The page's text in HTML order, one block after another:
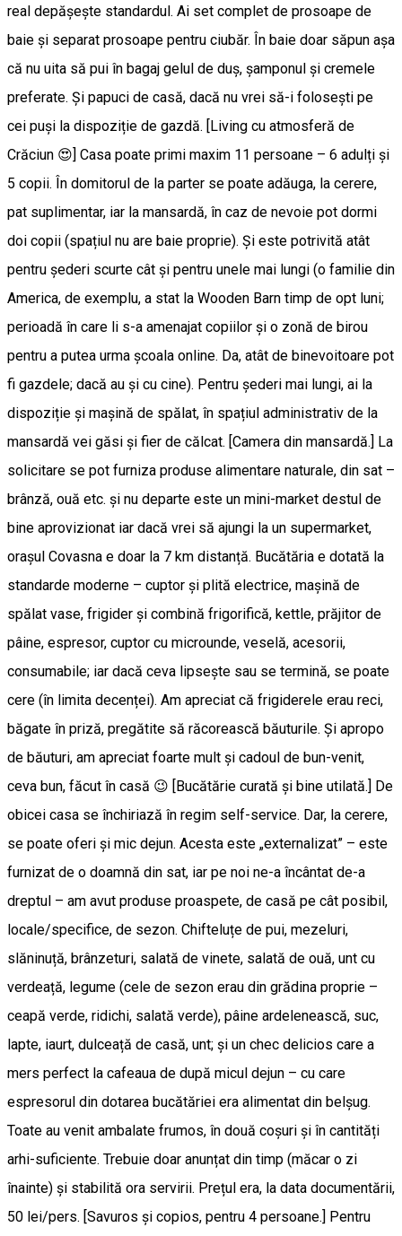
real depășește standardul. Ai set complet de prosoape de
baie și separat prosoape pentru ciubăr. În baie doar săpun așa
că nu uita să pui în bagaj gelul de duș, șamponul și cremele
preferate. Și papuci de casă, dacă nu vrei să-i folosești pe
cei puși la dispoziție de gazdă. [Living cu atmosferă de
Crăciun 😍] Casa poate primi maxim 11 persoane – 6 adulți și
5 copii. În domitorul de la parter se poate adăuga, la cerere,
pat suplimentar, iar la mansardă, în caz de nevoie pot dormi
doi copii (spațiul nu are baie proprie). Și este potrivită atât
pentru șederi scurte cât și pentru unele mai lungi (o familie din
America, de exemplu, a stat la Wooden Barn timp de opt luni;
perioadă în care li s-a amenajat copiilor și o zonă de birou
pentru a putea urma școala online. Da, atât de binevoitoare pot
fi gazdele; dacă au și cu cine). Pentru șederi mai lungi, ai la
dispoziție și mașină de spălat, în spațiul administrativ de la
mansardă vei găsi și fier de călcat. [Camera din mansardă.] La
solicitare se pot furniza produse alimentare naturale, din sat –
brânză, ouă etc. și nu departe este un mini-market destul de
bine aprovizionat iar dacă vrei să ajungi la un supermarket,
orașul Covasna e doar la 7 km distanță. Bucătăria e dotată la
standarde moderne – cuptor și plită electrice, mașină de
spălat vase, frigider și combină frigorifică, kettle, prăjitor de
pâine, espresor, cuptor cu microunde, veselă, acesorii,
consumabile; iar dacă ceva lipsește sau se termină, se poate
cere (în limita decenței). Am apreciat că frigiderele erau reci,
băgate în priză, pregătite să răcorească băuturile. Și apropo
de băuturi, am apreciat foarte mult și cadoul de bun-venit,
ceva bun, făcut în casă 😉 [Bucătărie curată și bine utilată.] De
obicei casa se închiriază în regim self-service. Dar, la cerere,
se poate oferi și mic dejun. Acesta este „externalizat” – este
furnizat de o doamnă din sat, iar pe noi ne-a încântat de-a
dreptul – am avut produse proaspete, de casă pe cât posibil,
locale/specifice, de sezon. Chifteluțe de pui, mezeluri,
slăninuță, brânzeturi, salată de vinete, salată de ouă, unt cu
verdeață, legume (cele de sezon erau din grădina proprie –
ceapă verde, ridichi, salată verde), pâine ardelenească, suc,
lapte, iaurt, dulceață de casă, unt; și un chec delicios care a
mers perfect la cafeaua de după micul dejun – cu care
espresorul din dotarea bucătăriei era alimentat din belșug.
Toate au venit ambalate frumos, în două coșuri și în cantități
arhi-suficiente. Trebuie doar anunțat din timp (măcar o zi
înainte) și stabilită ora servirii. Prețul era, la data documentării,
50 lei/pers. [Savuros și copios, pentru 4 persoane.] Pentru